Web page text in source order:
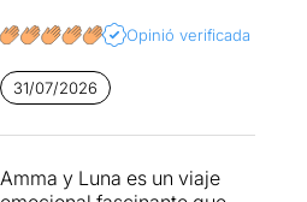
Opinió verificada
31/07/2026
​Amma y Luna es un viaje